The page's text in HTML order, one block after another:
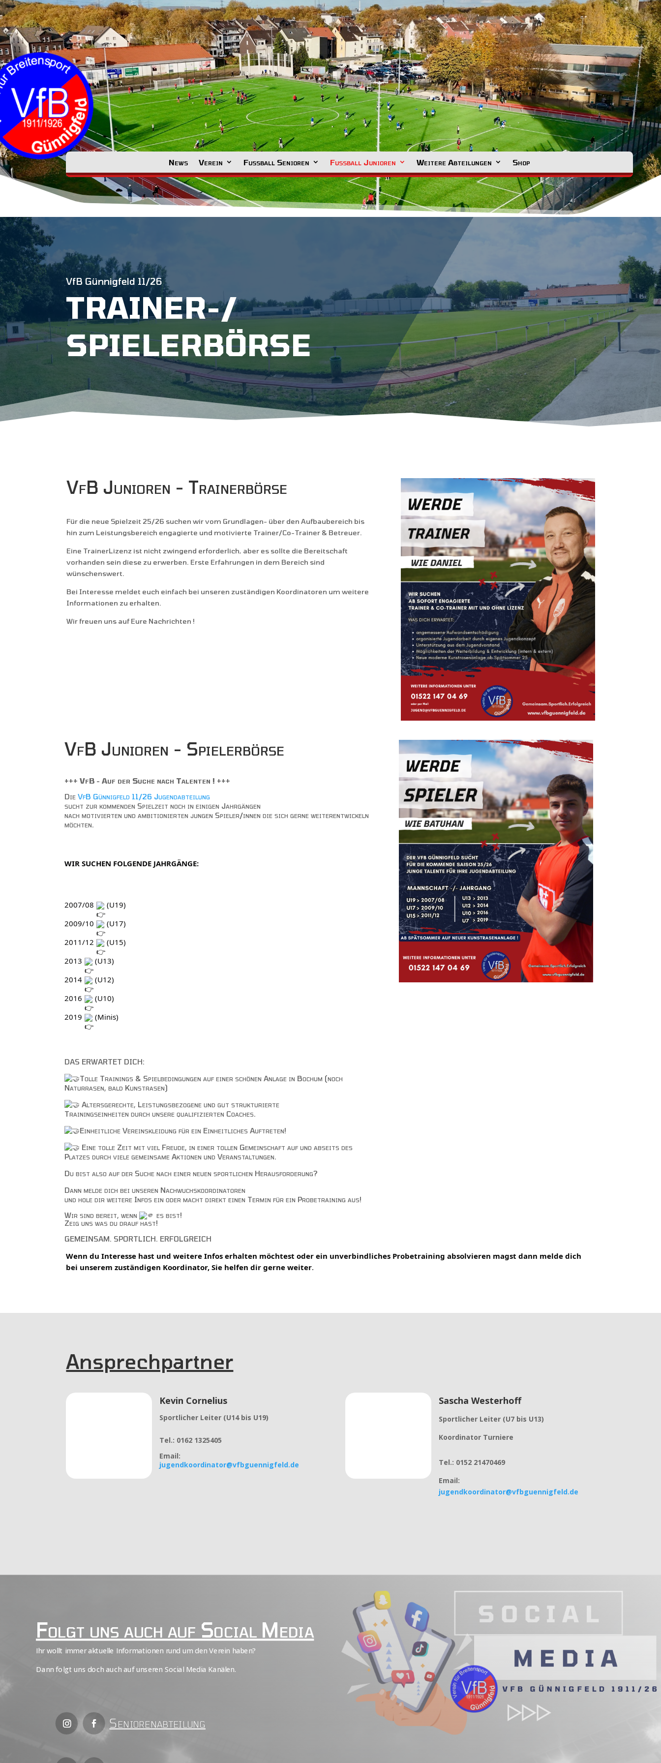
News Verein Fussball Senioren Fussball Junioren Weitere Abteilungen Shop
VfB Günnigfeld 11/26
TRAINER-/
SPIELERBÖRSE
VfB Junioren - Trainerbörse
Für die neue Spielzeit 25/26 suchen wir vom Grundlagen- über den Aufbaubereich bis
hin zum Leistungsbereich engagierte und motivierte Trainer/Co-Trainer & Betreuer.
Eine TrainerLizenz ist nicht zwingend erforderlich, aber es sollte die Bereitschaft
vorhanden sein diese zu erwerben. Erste Erfahrungen in dem Bereich sind
wünschenswert.
Bei Interesse meldet euch einfach bei unseren zuständigen Koordinatoren um weitere
Informationen zu erhalten.
Wir freuen uns auf Eure Nachrichten !
VfB Junioren - Spielerbörse
+++ VfB - Auf der Suche nach Talenten ! +++
DieVfB Günnigfeld 11/26 Jugendabteilung
sucht zur kommenden Spielzeit noch in einigen Jahrgängen
nach motivierten und ambitionierten jungen Spieler/innen die sich gerne weiterentwickeln
möchten.
WIR SUCHEN FOLGENDE JAHRGÄNGE:
2007/08
(U19)
2009/10
(U17)
2011/12
(U15)
2013
(U13)
2014
(U12)
2016
(U10)
2019
(Minis)
DAS ERWARTET DICH:
Tolle Trainings & Spielbedingungen auf einer schönen Anlage in Bochum (noch
Naturrasen, bald Kunstrasen)
Altersgerechte, Leistungsbezogene und gut strukturierte
Trainingseinheiten durch unsere qualifizierten Coaches.
Einheitliche Vereinskleidung für ein Einheitliches Auftreten!
Eine tolle Zeit mit viel Freude, in einer tollen Gemeinschaft auf und abseits des
Platzes durch viele gemeinsame Aktionen und Veranstaltungen.
Du bist also auf der Suche nach einer neuen sportlichen Herausforderung?
Dann melde dich bei unseren Nachwuchskoordinatoren
und hole dir weitere Infos ein oder macht direkt einen Termin für ein Probetraining aus!
Wir sind bereit, wenn
es bist!
Zeig uns was du drauf hast!
GEMEINSAM. SPORTLICH. ERFOLGREICH
Wenn du Interesse hast und weitere Infos erhalten möchtest oder ein unverbindliches Probetraining absolvieren magst dann melde dich
bei unserem zuständigen Koordinator, Sie helfen dir gerne weiter.
Ansprechpartner
Kevin Cornelius
Sportlicher Leiter (U14 bis U19)
Tel.: 0162 1325405
Email:
jugendkoordinator@vfbguennigfeld.de
Sascha Westerhoff
Sportlicher Leiter (U7 bis U13)
Koordinator Turniere
Tel.: 0152 21470469
Email:
jugendkoordinator@vfbguennigfeld.de
Folgt uns auch auf Social Media
Ihr wollt immer aktuelle Informationen rund um den Verein haben?
Dann folgt uns doch auch auf unseren Social Media Kanälen.
Seniorenabteilung